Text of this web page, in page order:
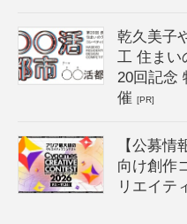
乾久美子
工 住まい
20回記念
催[PR]
【公募
向け創作
リエイテ